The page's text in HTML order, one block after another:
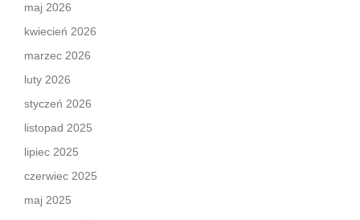
maj 2026
kwiecień 2026
marzec 2026
luty 2026
styczeń 2026
listopad 2025
lipiec 2025
czerwiec 2025
maj 2025